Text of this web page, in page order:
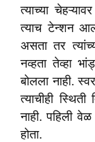
त्याच्या
त्याच टेन्शन आलं
असता तर
नव्हता तेव्हा
बोलला नाही.
त्याचीही
नाही. पहिली
होता.